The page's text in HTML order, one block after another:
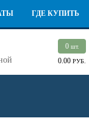
ГДЕ КУПИТЬ
0 шт.
0.00РУБ.